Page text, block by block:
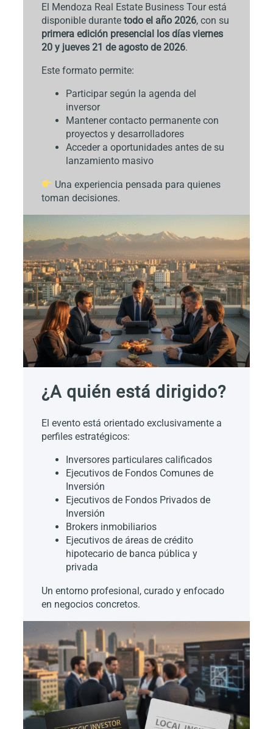
El Mendoza Real Estate Business Tour está
disponible durante todo el año 2026, con su
primera edición presencial los días viernes
20 y jueves 21 de agosto de 2026.
Este formato permite:
Participar según la agenda del
inversor
Mantener contacto permanente con
proyectos y desarrolladores
Acceder a oportunidades antes de su
lanzamiento masivo
Una experiencia pensada para quienes
toman decisiones.
¿A quién está dirigido?
El evento está orientado exclusivamente a
perfiles estratégicos:
Inversores particulares calificados
Ejecutivos de Fondos Comunes de
Inversión
Ejecutivos de Fondos Privados de
Inversión
Brokers inmobiliarios
Ejecutivos de áreas de crédito
hipotecario de banca pública y
privada
Un entorno profesional, curado y enfocado
en negocios concretos.